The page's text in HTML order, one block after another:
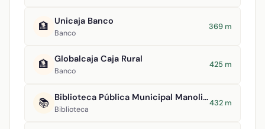
🏦 Unicaja Banco
Banco
369 m
🏦 Globalcaja Caja Rural
Banco
425 m
📚 Biblioteca Pública Municipal Manolita Espinosa
Biblioteca
432 m